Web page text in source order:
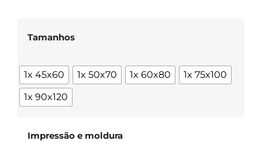
Tamanhos
1x 45x60 1x 50x70 1x 60x80
1x 75x100
1x 90x120
Impressão e moldura